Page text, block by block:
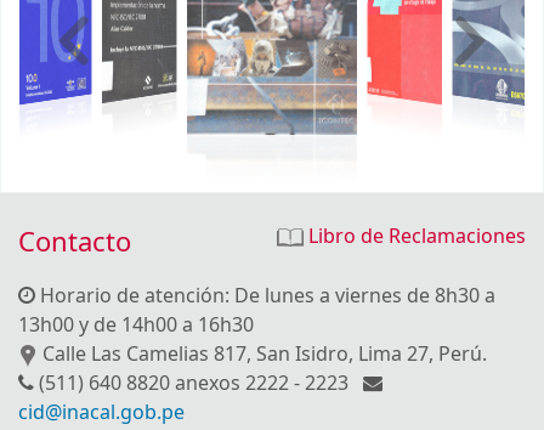
Libro de Reclamaciones
Contacto
Horario de atención: De lunes a viernes de 8h30 a
13h00 y de 14h00 a 16h30
Calle Las Camelias 817, San Isidro, Lima 27, Perú.
(511) 640 8820 anexos 2222 - 2223
cid@inacal.gob.pe